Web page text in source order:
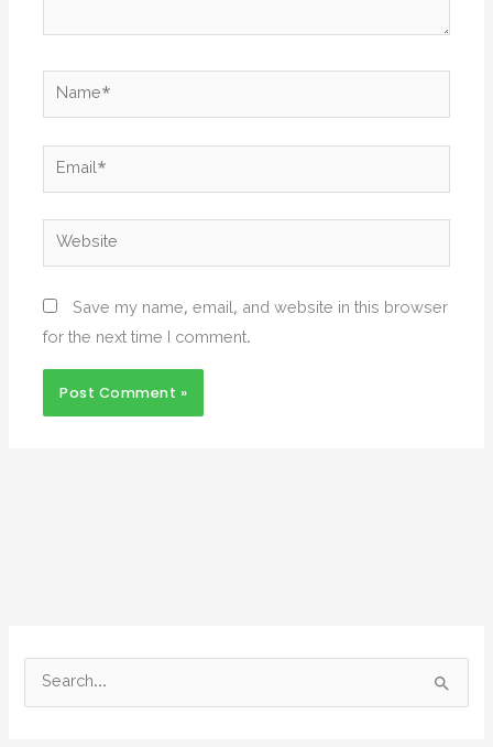
Name*
Email*
Website
Save my name, email, and website in this browser
for the next time I comment.
e